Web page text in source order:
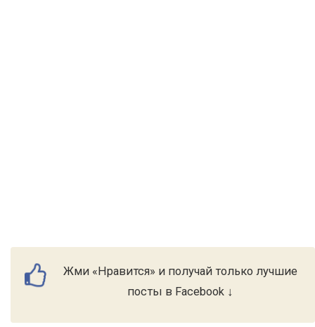
Жми «Нравится» и получай только лучшие
посты в Facebook ↓